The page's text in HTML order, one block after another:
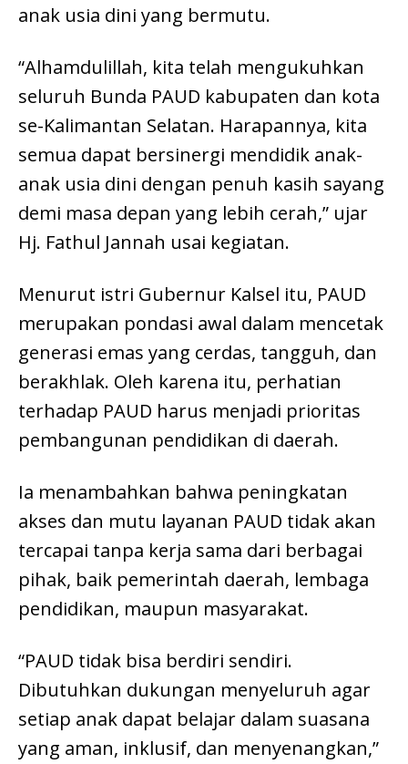
anak usia dini yang bermutu.
“Alhamdulillah, kita telah mengukuhkan
seluruh Bunda PAUD kabupaten dan kota
se-Kalimantan Selatan. Harapannya, kita
semua dapat bersinergi mendidik anak-
anak usia dini dengan penuh kasih sayang
demi masa depan yang lebih cerah,” ujar
Hj. Fathul Jannah usai kegiatan.
Menurut istri Gubernur Kalsel itu, PAUD
merupakan pondasi awal dalam mencetak
generasi emas yang cerdas, tangguh, dan
berakhlak. Oleh karena itu, perhatian
terhadap PAUD harus menjadi prioritas
pembangunan pendidikan di daerah.
Ia menambahkan bahwa peningkatan
akses dan mutu layanan PAUD tidak akan
tercapai tanpa kerja sama dari berbagai
pihak, baik pemerintah daerah, lembaga
pendidikan, maupun masyarakat.
“PAUD tidak bisa berdiri sendiri.
Dibutuhkan dukungan menyeluruh agar
setiap anak dapat belajar dalam suasana
yang aman, inklusif, dan menyenangkan,”